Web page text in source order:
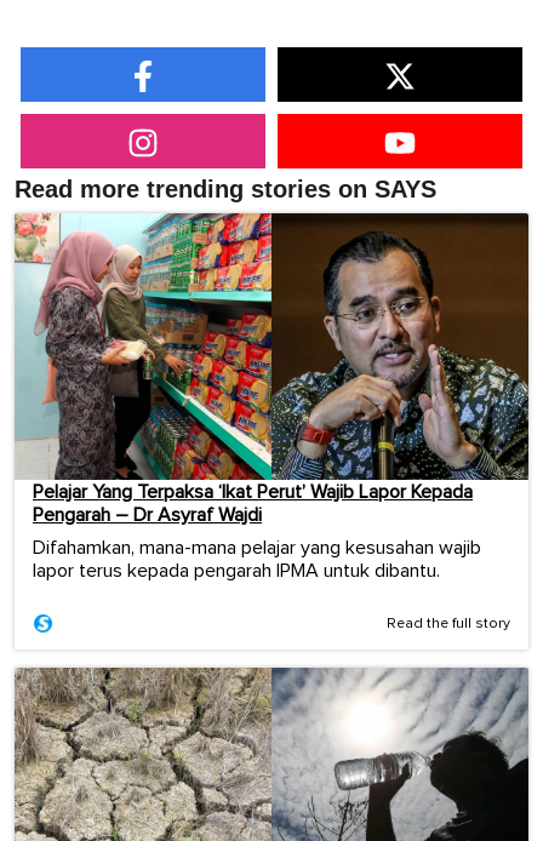
Read more trending stories on SAYS
Pelajar Yang Terpaksa ‘Ikat Perut’ Wajib Lapor Kepada
Pengarah – Dr Asyraf Wajdi
Difahamkan, mana-mana pelajar yang kesusahan wajib
lapor terus kepada pengarah IPMA untuk dibantu.
Read the full story